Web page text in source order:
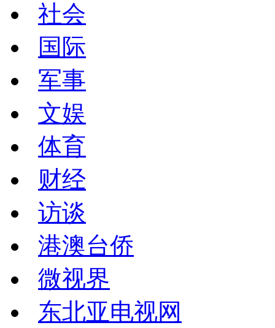
社会
国际
军事
文娱
体育
财经
访谈
港澳台侨
微视界
东北亚电视网